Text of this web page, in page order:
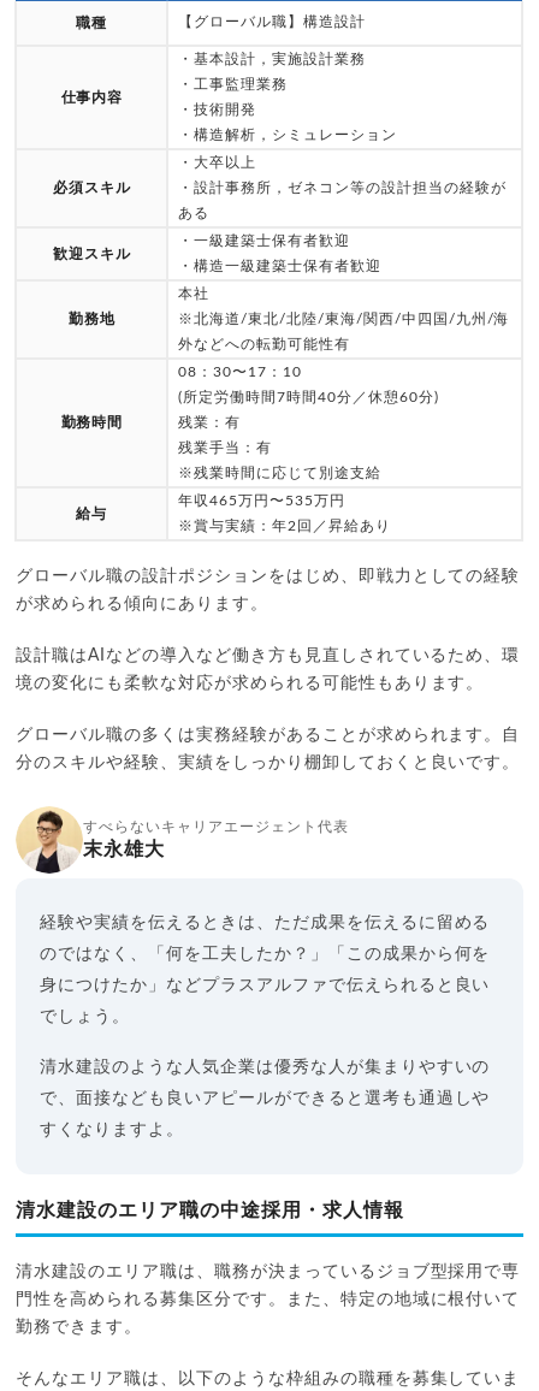
職種 【グローバル職】構造設計
仕事内容
・基本設計，実施設計業務
・工事監理業務
・技術開発
・構造解析，シミュレーション
必須スキル
・大卒以上
・設計事務所，ゼネコン等の設計担当の経験が
ある
歓迎スキル
・一級建築士保有者歓迎
・構造一級建築士保有者歓迎
勤務地
本社
※北海道/東北/北陸/東海/関西/中四国/九州/海
外などへの転勤可能性有
勤務時間
08：30〜17：10
(所定労働時間7時間40分／休憩60分)
残業：有
残業手当：有
※残業時間に応じて別途支給
給与
年収465万円〜535万円
※賞与実績：年2回／昇給あり
グローバル職の設計ポジションをはじめ、即戦力としての経験
が求められる傾向にあります。
設計職はAIなどの導入など働き方も見直しされているため、環
境の変化にも柔軟な対応が求められる可能性もあります。
グローバル職の多くは実務経験があることが求められます。自
分のスキルや経験、実績をしっかり棚卸しておくと良いです。
すべらないキャリアエージェント代表
末永雄大
経験や実績を伝えるときは、ただ成果を伝えるに留める
のではなく、「何を工夫したか？」「この成果から何を
身につけたか」などプラスアルファで伝えられると良い
でしょう。
清水建設のような人気企業は優秀な人が集まりやすいの
で、面接なども良いアピールができると選考も通過しや
すくなりますよ。
清水建設のエリア職の中途採用・求人情報
清水建設のエリア職は、職務が決まっているジョブ型採用で専
門性を高められる募集区分です。また、特定の地域に根付いて
勤務できます。
そんなエリア職は、以下のような枠組みの職種を募集していま